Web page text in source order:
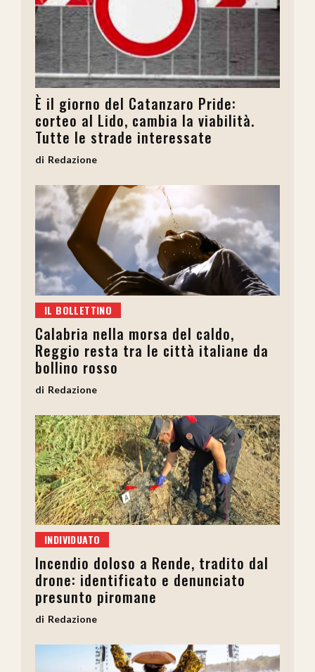
È il giorno del Catanzaro Pride:
corteo al Lido, cambia la viabilità.
Tutte le strade interessate
Redazione
IL BOLLETTINO
Calabria nella morsa del caldo,
Reggio resta tra le città italiane da
bollino rosso
Redazione
INDIVIDUATO
Incendio doloso a Rende, tradito dal
drone: identificato e denunciato
presunto piromane
Redazione